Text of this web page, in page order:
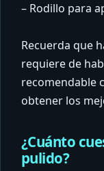
– Rodillo para
Recuerda que
requiere de
recomendable
obtener los
¿Cuánto
pulido?